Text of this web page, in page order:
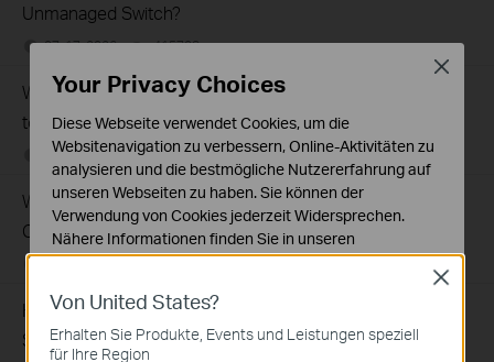
Unmanaged Switch?
07-17-2026 415708views
What Can I Do If My PC Is Not Working When Connected
to a TP-Link Unmanaged Switch?
07-16-2026 317015 views
What Can I Do If My PC Has Slow Network Speed When
Connected to an Unmanaged Switch?
How to Troubleshoot Unstable Internet Issue on Omada
Switch
Von United States?
Erhalten Sie Produkte, Events und Leistungen speziell
für Ihre Region
Close
Your Privacy Choices
Diese Webseite verwendet Cookies, um die
Websitenavigation zu verbessern, Online-Aktivitäten zu
analysieren und die bestmögliche Nutzererfahrung auf
unseren Webseiten zu haben. Sie können der
Verwendung von Cookies jederzeit Widersprechen.
Nähere Informationen finden Sie in unseren
Datenschutzhinweisen.
Notwendige Cookies
erforderlich und können in Ihren Systemen nicht
Close